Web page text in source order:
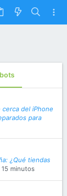
del iPhone
para
¿Qué tiendas
15 minutos